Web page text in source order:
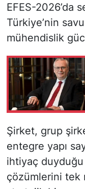
EFES-2026’da
Türkiye’nin
mühendislik
Şirket, grup
entegre yapı
ihtiyaç duyduğu
çözümlerini tek